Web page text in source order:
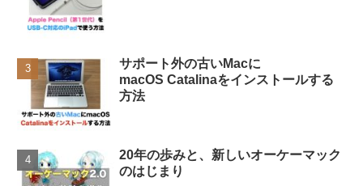
サポート外の古いMacに
macOS Catalinaをインストールする
方法
20年の歩みと、新しいオーケーマック
のはじまり